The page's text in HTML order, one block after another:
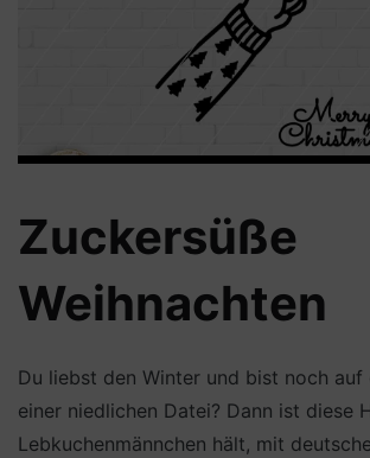
Zuckersüße
Weihnachten
Du liebst den Winter und bist noch auf
einer niedlichen Datei? Dann ist diese
Lebkuchenmännchen hält, mit